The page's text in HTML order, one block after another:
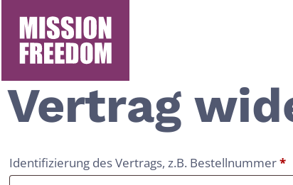
Vertrag
Identifizierung des Vertrags, z.B. Bestellnummer*